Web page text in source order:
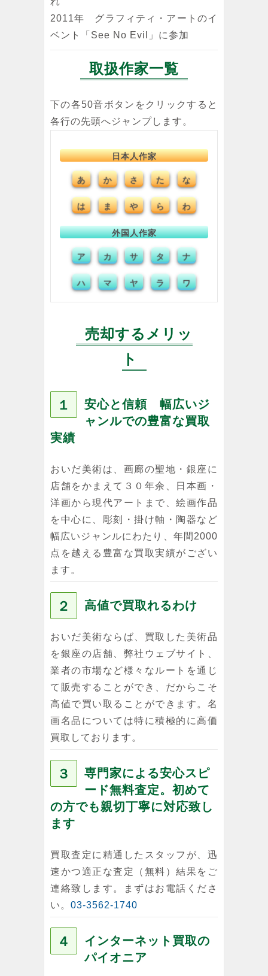
2011年 グラフィティ・アートのイ
ベント「See No Evil」に参加
取扱作家一覧
下の各50音ボタンをクリックすると
各行の先頭へジャンプします。
日本人作家
あ か さ た な
は ま や ら わ
外国人作家
ア カ サ タ ナ
ハ マ ヤ ラ ワ
売却するメリッ
ト
１
安心と信頼 幅広いジ
ャンルでの豊富な買取
実績
おいだ美術は、画廊の聖地・銀座に
店舗をかまえて３０年余、日本画・
洋画から現代アートまで、絵画作品
を中心に、彫刻・掛け軸・陶器など
幅広いジャンルにわたり、年間2000
点を越える豊富な買取実績がござい
ます。
２ 高値で買取れるわけ
おいだ美術ならば、買取した美術品
を銀座の店舗、弊社ウェブサイト、
業者の市場など様々なルートを通じ
て販売することができ、だからこそ
高値で買い取ることができます。名
画名品については特に積極的に高価
買取しております。
３
専門家による安心スピ
ード無料査定。初めて
の方でも親切丁寧に対応致し
ます
買取査定に精通したスタッフが、迅
速かつ適正な査定（無料）結果をご
連絡致します。まずはお電話くださ
い。 03-3562-1740
４
インターネット買取の
パイオニア